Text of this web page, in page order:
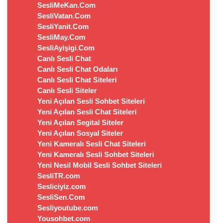
SesliMeKan.Com
SesliVatan.Com
SesliYanit.Com
SesliMay.Com
SesliAyişigi.Com
Canlı Sesli Chat
Canlı Sesli Chat Odaları
Canlı Sesli Chat Siteleri
Canlı Sesli Siteler
Yeni Açılan Sesli Sohbet Siteleri
Yeni Açılan Sesli Chat Siteleri
Yeni Açılan Segital Siteler
Yeni Açılan Sosyal Siteler
Yeni Kameralı Sesli Chat Siteleri
Yeni Kameralı Sesli Sohbet Siteleri
Yeni Nesil Mobil Sesli Sohbet Siteleri
SesliTR.com
Sesliciyiz.com
SesliSen.Com
Sesliyoutube.com
Yousohbet.com